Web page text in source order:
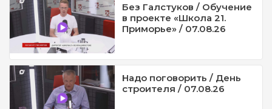
Без Галстуков / Обучение
в проекте «Школа 21.
Приморье» / 07.08.26
Надо поговорить / День
строителя / 07.08.26